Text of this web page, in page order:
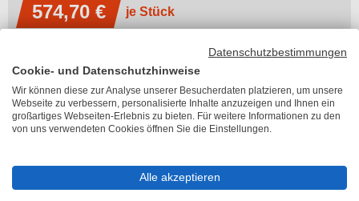
574,70 € je Stück
Lieferzeit 6-10 Arbeitstage
Länge
Bitte wählen
Standhöhe
Bitte wählen
Datenschutzbestimmungen
Cookie- und Datenschutzhinweise
Wir können diese zur Analyse unserer Besucherdaten platzieren, um unsere
Webseite zu verbessern, personalisierte Inhalte anzuzeigen und Ihnen ein
großartiges Webseiten-Erlebnis zu bieten. Für weitere Informationen zu den
von uns verwendeten Cookies öffnen Sie die Einstellungen.
Alle akzeptieren